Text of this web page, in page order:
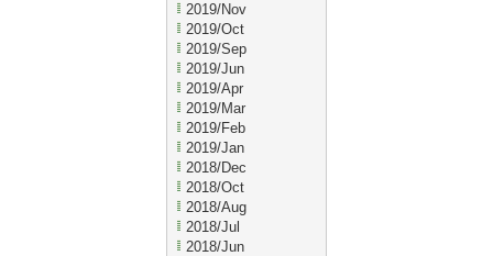
2019/Nov
2019/Oct
2019/Sep
2019/Jun
2019/Apr
2019/Mar
2019/Feb
2019/Jan
2018/Dec
2018/Oct
2018/Aug
2018/Jul
2018/Jun